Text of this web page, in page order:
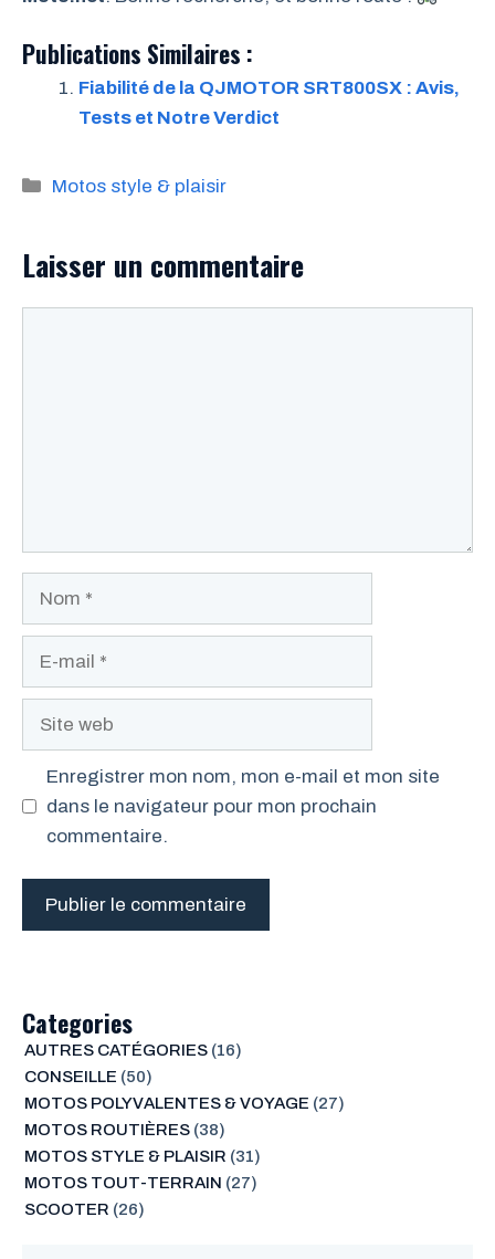
Publications Similaires :
Fiabilité de la QJMOTOR SRT800SX : Avis,
Tests et Notre Verdict
Catégories
Motos style & plaisir
Laisser un commentaire
Enregistrer mon nom, mon e-mail et mon site
dans le navigateur pour mon prochain
commentaire.
Categories
AUTRES CATÉGORIES(16)
CONSEILLE (50)
MOTOS POLYVALENTES & VOYAGE (27)
MOTOS ROUTIÈRES(38)
MOTOS STYLE & PLAISIR (31)
MOTOS TOUT-TERRAIN (27)
SCOOTER (26)